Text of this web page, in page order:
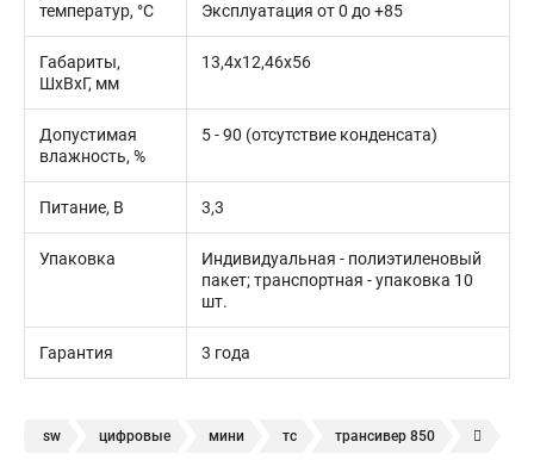
температур, °C
Эксплуатация от 0 до +85
Габариты,
ШхВхГ, мм
13,4х12,46х56
Допустимая
влажность, %
5 - 90 (отсутствие конденсата)
Питание, В 3,3
Упаковка
Индивидуальная - полиэтиленовый
пакет; транспортная - упаковка 10
шт.
Гарантия 3 года
sw цифровые мини тс трансивер 850